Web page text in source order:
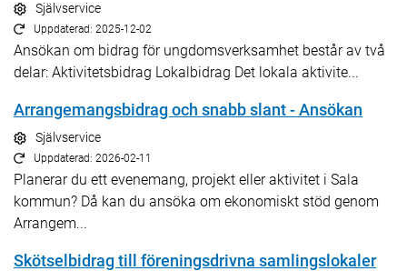
Självservice
Uppdaterad: 2025-12-02
Ansökan om bidrag för ungdomsverksamhet består av två
delar: Aktivitetsbidrag Lokalbidrag Det lokala aktivite...
Arrangemangsbidrag och snabb slant - Ansökan
Självservice
Uppdaterad: 2026-02-11
Planerar du ett evenemang, projekt eller aktivitet i Sala
kommun? Då kan du ansöka om ekonomiskt stöd genom
Arrangem...
Skötselbidrag till föreningsdrivna samlingslokaler